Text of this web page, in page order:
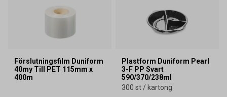
Förslutningsfilm Duniform
40my Till PET 115mm x
400m
Plastform Duniform Pearl
3-F PP Svart
590/370/238ml
300 st / kartong